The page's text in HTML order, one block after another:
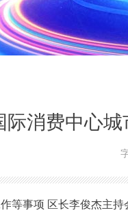
消费中心
等事项 区长李俊杰主持